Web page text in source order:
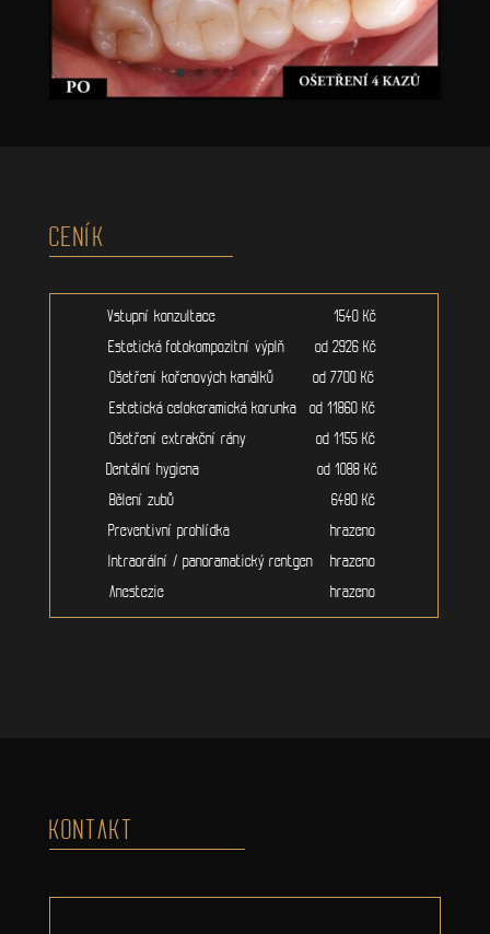
CENÍK
Vstupní konzultace 1540 Kč
Estetická fotokompozitní výplň od 2926 Kč
Ošetření kořenových kanálků od 7700 Kč
Estetická celokeramická korunka od 11860 Kč
Ošetření extrakční rány od 1155 Kč
Dentální hygiena od 1088 Kč
Bělení zubů 6480 Kč
Preventivní prohlídka hrazeno
Intraorální / panoramatický rentgen hrazeno
Anestezie hrazeno
KONTAKT